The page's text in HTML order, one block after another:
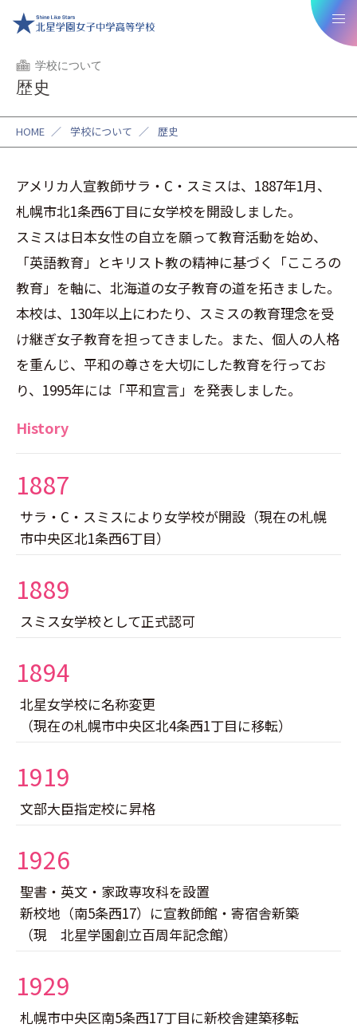
学校について
歴史
HOME ／ 学校について ／ 歴史
アメリカ人宣教師サラ・C・スミスは、1887年1月、
札幌市北1条西6丁目に女学校を開設しました。
スミスは日本女性の自立を願って教育活動を始め、
「英語教育」とキリスト教の精神に基づく「こころの
教育」を軸に、北海道の女子教育の道を拓きました。
本校は、130年以上にわたり、スミスの教育理念を受
け継ぎ女子教育を担ってきました。また、個人の人格
を重んじ、平和の尊さを大切にした教育を行ってお
り、1995年には「平和宣言」を発表しました。
History
1887
サラ・C・スミスにより女学校が開設（現在の札幌
市中央区北1条西6丁目）
1889
スミス女学校として正式認可
1894
北星女学校に名称変更
（現在の札幌市中央区北4条西1丁目に移転）
1919
文部大臣指定校に昇格
1926
聖書・英文・家政専攻科を設置
新校地（南5条西17）に宣教師館・寄宿舎新築
（現 北星学園創立百周年記念館）
1929
札幌市中央区南5条西17丁目に新校舎建築移転